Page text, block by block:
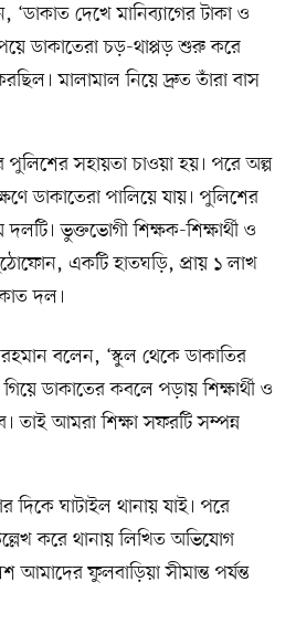
দেখে মানিব্যাগের টাকা ও
ডাকাতেরা চড়-থাপ্পড় শুরু করে
মালামাল নিয়ে দ্রুত তাঁরা বাস
সহায়তা চাওয়া হয়। পরে অল্প
ডাকাতেরা পালিয়ে যায়। পুলিশের
ভুক্তভোগী শিক্ষক-শিক্ষার্থী ও
একটি হাতঘড়ি, প্রায় ১ লাখ
দল।
বলেন, ‘স্কুল থেকে ডাকাতির
ডাকাতের কবলে পড়ায় শিক্ষার্থী ও
তাই আমরা শিক্ষা সফরটি সম্পন্ন
ঘাটাইল থানায় যাই। পরে
করে থানায় লিখিত অভিযোগ
ফুলবাড়িয়া সীমান্ত পর্যন্ত